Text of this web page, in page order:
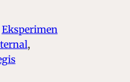
Eksperimen
,